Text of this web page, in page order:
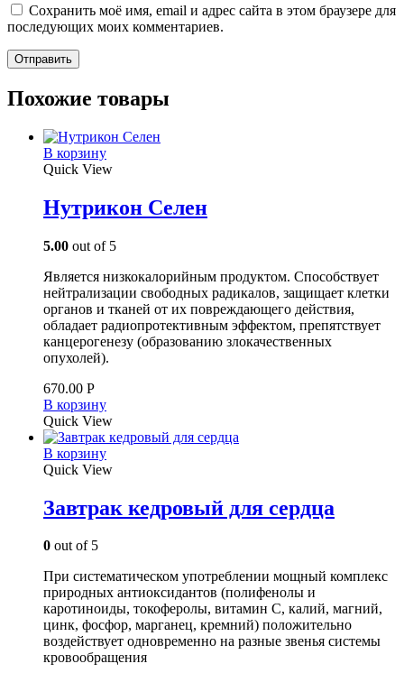
Сохранить моё имя, email и адрес сайта в этом браузере для
последующих моих комментариев.
Похожие товары
В корзину
Quick View
Нутрикон Селен
5.00 out of 5
Является низкокалорийным продуктом. Способствует
нейтрализации свободных радикалов, защищает клетки
органов и тканей от их повреждающего действия,
обладает радиопротективным эффектом, препятствует
канцерогенезу (образованию злокачественных
опухолей).
670.00 Р
В корзину
Quick View
В корзину
Quick View
Завтрак кедровый для сердца
0 out of 5
При систематическом употреблении мощный комплекс
природных антиоксидантов (полифенолы и
каротиноиды, токоферолы, витамин С, калий, магний,
цинк, фосфор, марганец, кремний) положительно
воздействует одновременно на разные звенья системы
кровообращения